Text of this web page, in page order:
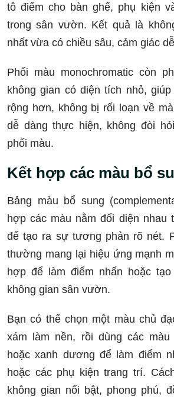
tô điểm cho bàn ghế, phụ kiện
trong sân vườn. Kết quả là
nhất vừa có chiều sâu, cảm giác
Phối màu monochromatic còn
không gian có diện tích nhỏ,
rộng hơn, không bị rối loạn về
dễ dàng thực hiện, không đòi
phối màu.
Kết hợp các màu bổ
Bảng màu bổ sung
hợp các màu nằm đối diện nhau
để tạo ra sự tương phản rõ nét.
thường mang lại hiệu ứng mạnh
hợp để làm điểm nhấn hoặc
không gian sân vườn.
Bạn có thể chọn một màu chủ
xám làm nền, rồi dùng các
hoặc xanh dương để làm điểm
hoặc các phụ kiện trang trí.
không gian nổi bật, phong phú,